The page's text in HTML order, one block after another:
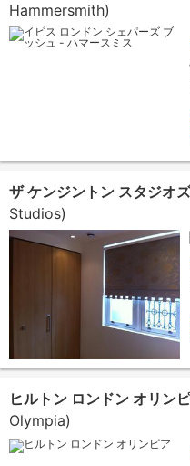
Hammersmith)
ザ ケンジントン スタジオズ
Studios)
ヒルトン ロンドン オリン
Olympia)